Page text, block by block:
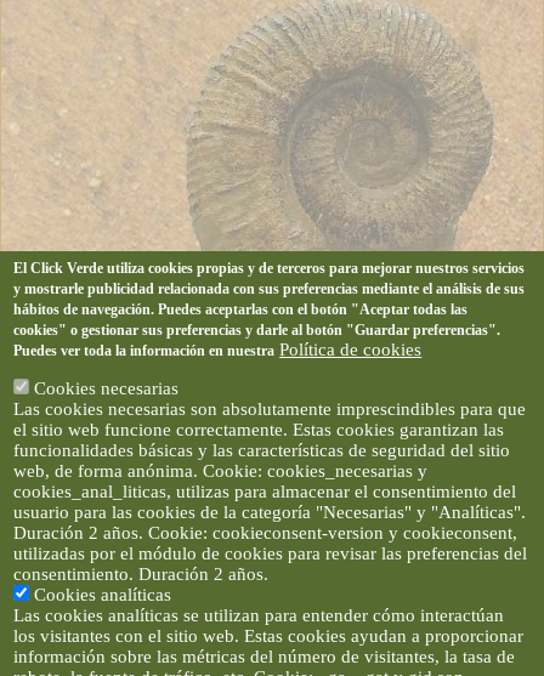
El Click Verde utiliza cookies propias y de terceros para mejorar nuestros servicios
y mostrarle publicidad relacionada con sus preferencias mediante el análisis de sus
hábitos de navegación. Puedes aceptarlas con el botón "Aceptar todas las
cookies" o gestionar sus preferencias y darle al botón "Guardar preferencias".
Puedes ver toda la información en nuestra Política de cookies
Cookies necesarias
Las cookies necesarias son absolutamente imprescindibles para que
el sitio web funcione correctamente. Estas cookies garantizan las
funcionalidades básicas y las características de seguridad del sitio
web, de forma anónima. Cookie: cookies_necesarias y
cookies_anal_liticas, utilizas para almacenar el consentimiento del
usuario para las cookies de la categoría "Necesarias" y "Analíticas".
Duración 2 años. Cookie: cookieconsent-version y cookieconsent,
utilizadas por el módulo de cookies para revisar las preferencias del
consentimiento. Duración 2 años.
Cookies analíticas
Las cookies analíticas se utilizan para entender cómo interactúan
los visitantes con el sitio web. Estas cookies ayudan a proporcionar
información sobre las métricas del número de visitantes, la tasa de